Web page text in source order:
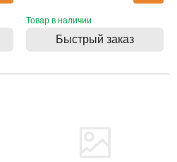
Товар в наличии
Быстрый заказ